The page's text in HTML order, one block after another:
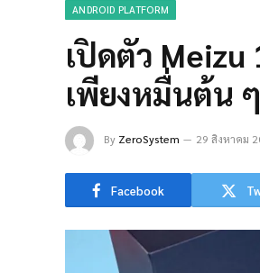
ANDROID PLATFORM
เปิดตัว Meizu
เพียงหมื่นต้น ๆ
By ZeroSystem 29 สิงหาคม
Facebook